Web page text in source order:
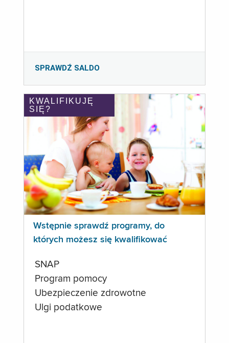
SPRAWDŹ SALDO
KWALIFIKUJĘ
SIĘ?
Wstępnie sprawdź programy, do
których możesz się kwalifikować
SNAP
Program pomocy
Ubezpieczenie zdrowotne
Ulgi podatkowe